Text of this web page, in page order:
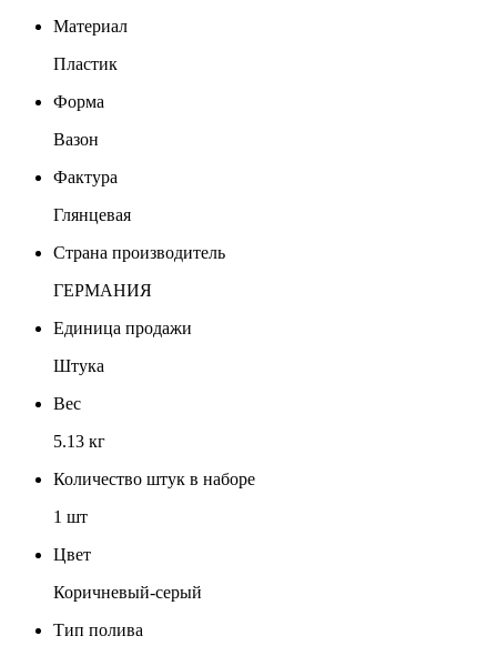
Материал
Пластик
Форма
Вазон
Фактура
Глянцевая
Страна производитель
ГЕРМАНИЯ
Единица продажи
Штука
Вес
5.13 кг
Количество штук в наборе
1 шт
Цвет
Коричневый-серый
Тип полива